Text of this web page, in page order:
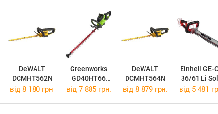
DeWALT
DCMHT562N
Greenworks
GD40HT66
2200507
DeWALT
DCMHT564N
Einhell GE-
36/61 Li
від 8 180 грн. від 7 885 грн. від 8 879 грн. від 5 481